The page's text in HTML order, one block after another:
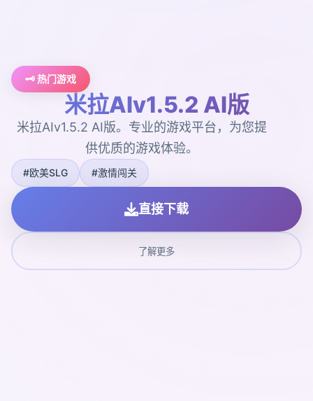
🗝️ 热门游戏
米拉AIv1.5.2 AI版
米拉AIv1.5.2 AI版。专业的游戏平台，为您提
供优质的游戏体验。
#欧美SLG #激情闯关
直接下载
了解更多